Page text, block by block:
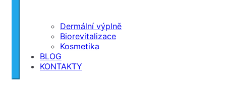
Dermální výplně
Biorevitalizace
Kosmetika
BLOG
KONTAKTY